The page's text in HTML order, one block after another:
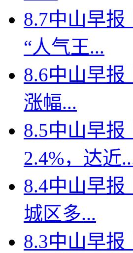
8.7中山早报
“人气王...
8.6中山早报
涨幅...
8.5中山早
2.4%，达近
8.4中山早报
城区多...
8.3中山早报